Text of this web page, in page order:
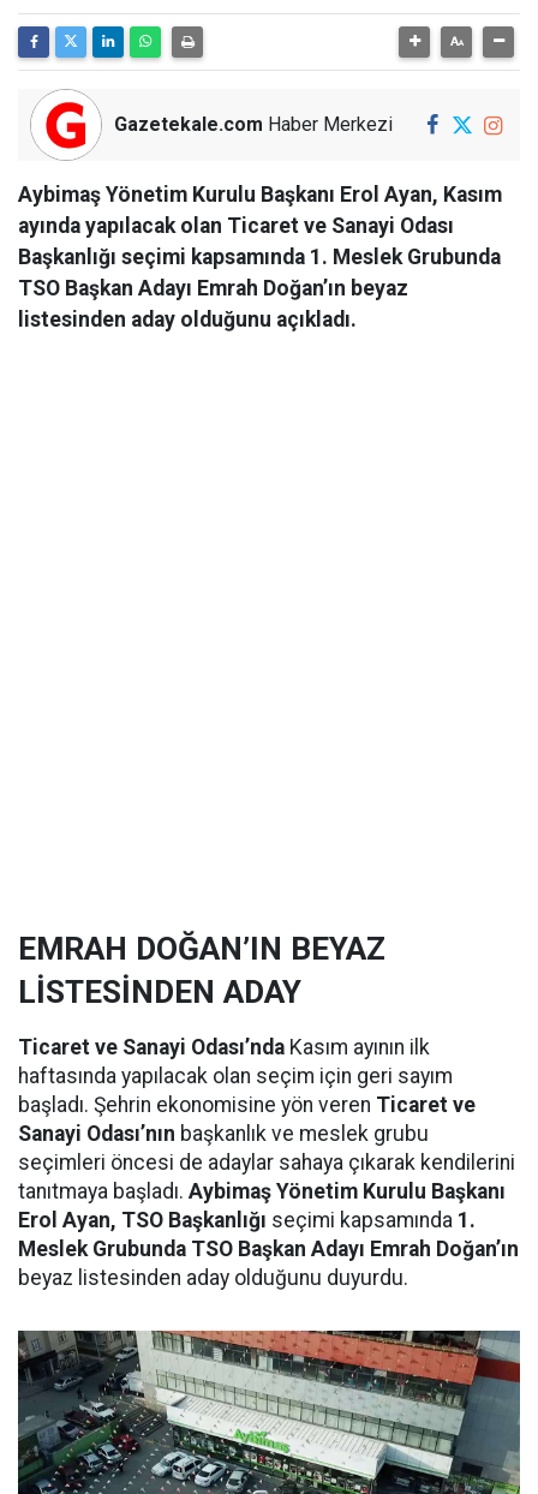
Gazetekale.com Haber Merkezi
Aybimaş Yönetim Kurulu Başkanı Erol Ayan, Kasım
ayında yapılacak olan Ticaret ve Sanayi Odası
Başkanlığı seçimi kapsamında 1. Meslek Grubunda
TSO Başkan Adayı Emrah Doğan’ın beyaz
listesinden aday olduğunu açıkladı.
EMRAH DOĞAN’IN BEYAZ
LİSTESİNDEN ADAY
Ticaret ve Sanayi Odası’nda Kasım ayının ilk
haftasında yapılacak olan seçim için geri sayım
başladı. Şehrin ekonomisine yön veren Ticaret ve
Sanayi Odası’nın başkanlık ve meslek grubu
seçimleri öncesi de adaylar sahaya çıkarak kendilerini
tanıtmaya başladı. Aybimaş Yönetim Kurulu Başkanı
Erol Ayan, TSO Başkanlığı seçimi kapsamında 1.
Meslek Grubunda TSO Başkan Adayı Emrah Doğan’ın
beyaz listesinden aday olduğunu duyurdu.